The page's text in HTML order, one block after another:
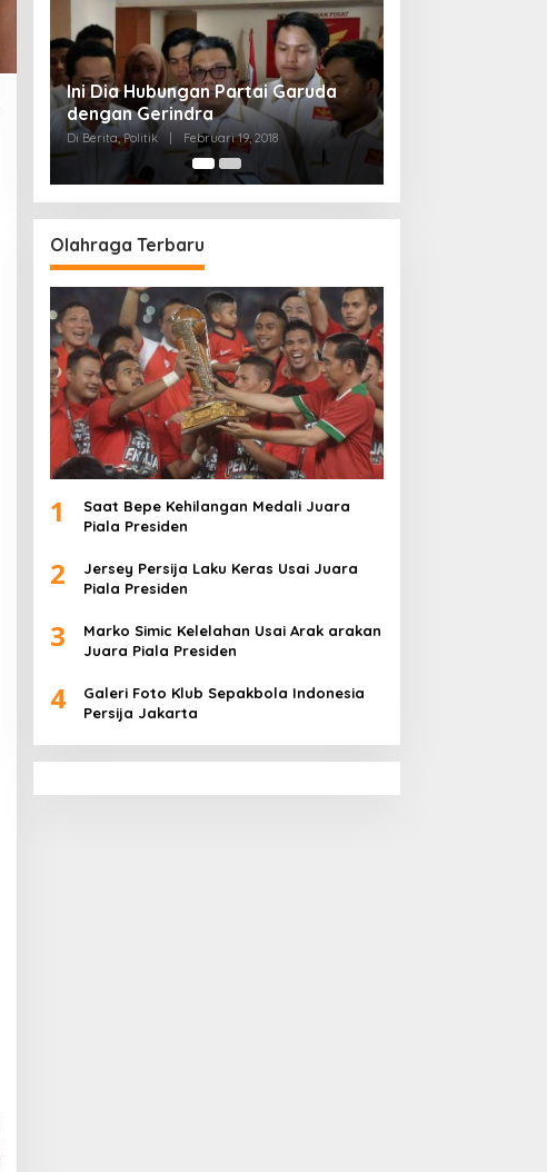
Strategi PPP Menangkan Duet
Ganjar dan Gus Yasin
Di Berita, Politik Februari 19, 2018
Olahraga Terbaru
1
Saat Bepe Kehilangan Medali Juara
Piala Presiden
2
Jersey Persija Laku Keras Usai Juara
Piala Presiden
3
Marko Simic Kelelahan Usai Arak arakan
Juara Piala Presiden
4
Galeri Foto Klub Sepakbola Indonesia
Persija Jakarta